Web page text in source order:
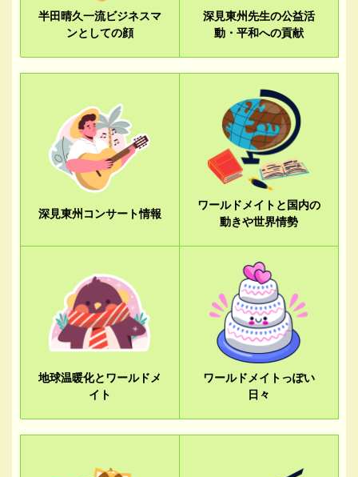
半田晴久一流ビジネスマ
ンとしての顔
深見東州先生の公益活
動・平和への貢献
深見東州コンサート情報
ワールドメイトと国内の
動きや世界情勢
地球温暖化とワールドメ
イト
ワールドメイトっぽい
日々